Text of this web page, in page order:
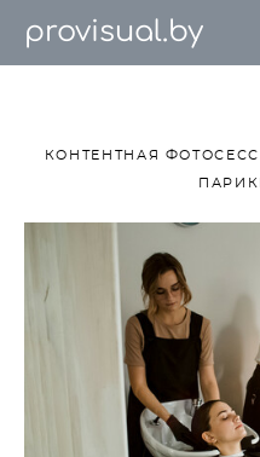
provisual.by
КОНТЕНТНАЯ